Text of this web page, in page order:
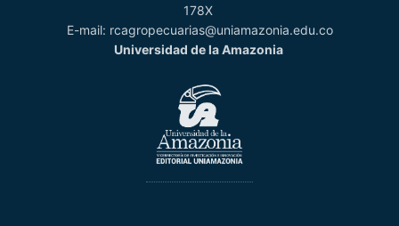
178X
E-mail: rcagropecuarias@uniamazonia.edu.co
Universidad de la Amazonia